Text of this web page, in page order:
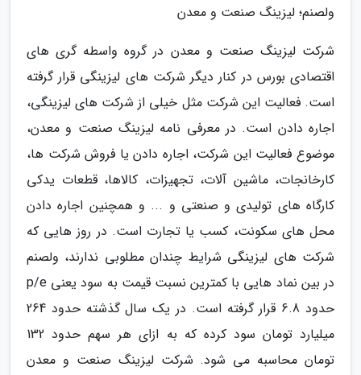
ولصنم؛ لیزینگ صنعت و معدن
شرکت لیزینگ صنعت و معدن در گروه واسطه گری های
اقتصادی بورس در کنار دیگر شرکت های لیزینگی قرار گرفته
است. فعالیت این شرکت مثل خیلی از شرکت های لیزینگی،
اجاره دادن است. در معرفی نامه لیزینگ صنعت و معدن،
موضوع فعالیت این شرکت، اجاره دادن یا فروش شرکت ها،
کارخانجات، ماشین آلات، تجهیزات، کالاها، قطعات یدکی
کارگاه های تولیدی و صنعتی و ... و همچنین اجاره دادن
محل های سکونت، کسب یا تجارت است. در روز هایی که
شرکت های لیزینگی شرایط چندان مطلوبی ندارند، ولصنم
در بین نماد هایی با کمترین نسبت قیمت به سود یعنی p/e
حدود 6.8 قرار گرفته است. در یک سال گذشته حدود 264
میلیارد تومان سود کرده که به ازای هر سهم حدود 132
تومان محاسبه می شود. شرکت لیزینگ صنعت و معدن